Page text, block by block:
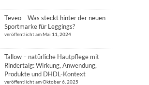
Teveo – Was steckt hinter der neuen
Sportmarke für Leggings?
veröffentlicht am Mai 11, 2024
Tallow – natürliche Hautpflege mit
Rindertalg: Wirkung, Anwendung,
Produkte und DHDL-Kontext
veröffentlicht am Oktober 6, 2025